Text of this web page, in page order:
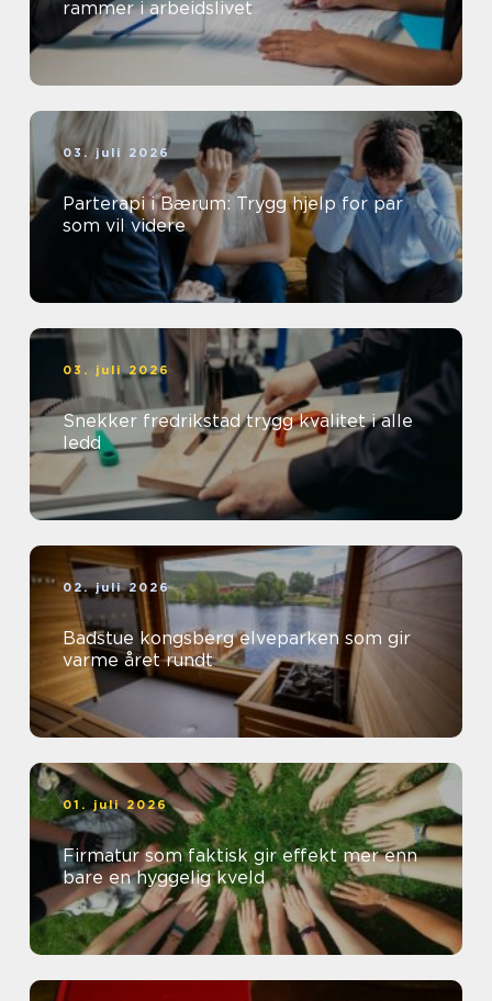
rammer i arbeidslivet
03. juli 2026
Parterapi i Bærum: Trygg hjelp for par
som vil videre
03. juli 2026
Snekker fredrikstad trygg kvalitet i alle
ledd
02. juli 2026
Badstue kongsberg elveparken som gir
varme året rundt
01. juli 2026
Firmatur som faktisk gir effekt mer enn
bare en hyggelig kveld